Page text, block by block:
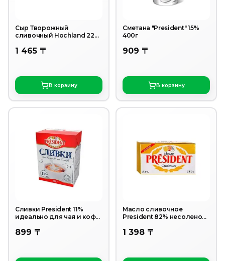
Сыр Творожный
сливочный Hochland 220
1 465 〒
В корзину
Сметана "President" 15%
400г
909 〒
В корзину
Сливки President 11%
идеально для чая и кофе
899 〒
Масло сливочное
President 82% несоленое
1 398 〒